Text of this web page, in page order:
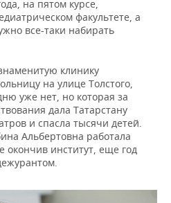
на пятом курсе,
факультете, а
все-таки набирать
клинику
на улице Толстого,
уже нет, но которая за
дала Татарстану
и спасла тысячи детей.
Альбертовна работала
окончив институт, еще год